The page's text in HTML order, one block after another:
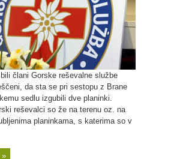
člani Gorske reševalne službe
da sta se pri sestopu z Brane
sedlu izgubili dve planinki.
reševalci so že na terenu oz. na
planinkama, s katerima so v
»